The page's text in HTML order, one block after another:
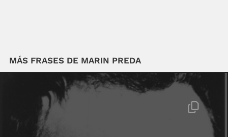
MÁS FRASES DE MARIN PREDA